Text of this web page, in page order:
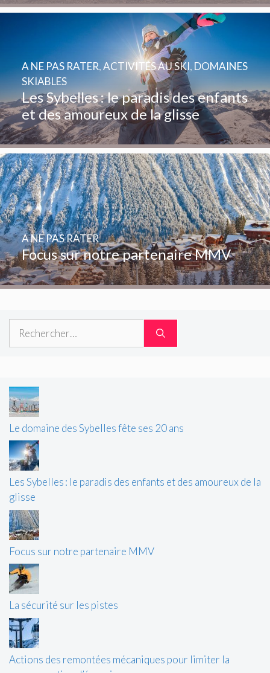
Les Sybelles : le paradis des enfants
et des amoureux de la glisse
A NE PAS RATER,ACTIVITÉS AU SKI, DOMAINES
SKIABLES
Focus sur notre partenaire MMV
A NE PAS RATER
Le domaine des Sybelles fête ses 20 ans
Les Sybelles : le paradis des enfants et des amoureux de la
glisse
Focus sur notre partenaire MMV
La sécurité sur les pistes
Actions des remontées mécaniques pour limiter la